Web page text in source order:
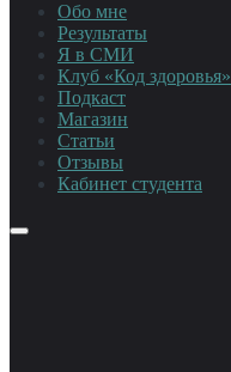
Обо мне
Результаты
Я в СМИ
Клуб «Код здоровья»
Подкаст
Магазин
Статьи
Отзывы
Кабинет студента